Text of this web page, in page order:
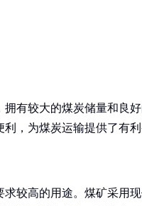
有较大的煤炭储量和良
，为煤炭运输提供了有利
较高的用途。煤矿采用